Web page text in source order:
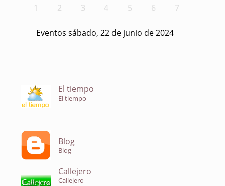
1
2 3 4 5 6 7
Eventos sábado, 22 de junio de 2024
El tiempo
El tiempo
Blog
Blog
Callejero
Callejero